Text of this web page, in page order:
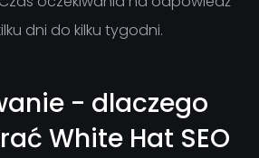
dni do kilku tygodni.
- dlaczego
White Hat SEO